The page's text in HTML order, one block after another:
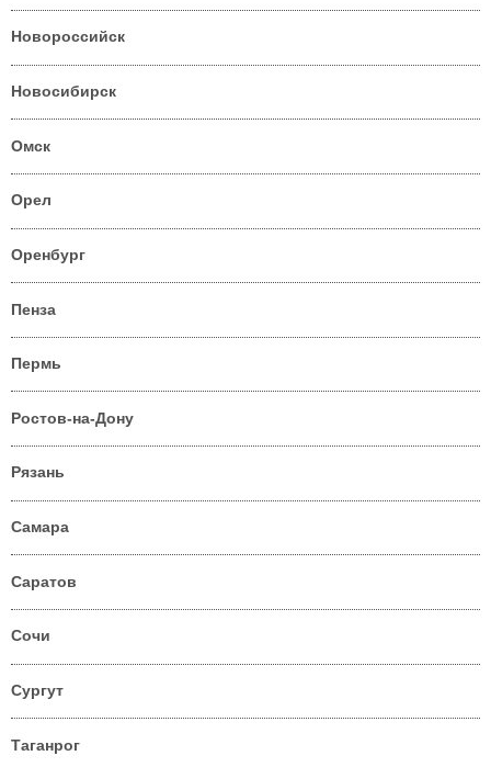
Новороссийск
Новосибирск
Омск
Орел
Оренбург
Пенза
Пермь
Ростов-на-Дону
Рязань
Самара
Саратов
Сочи
Сургут
Таганрог